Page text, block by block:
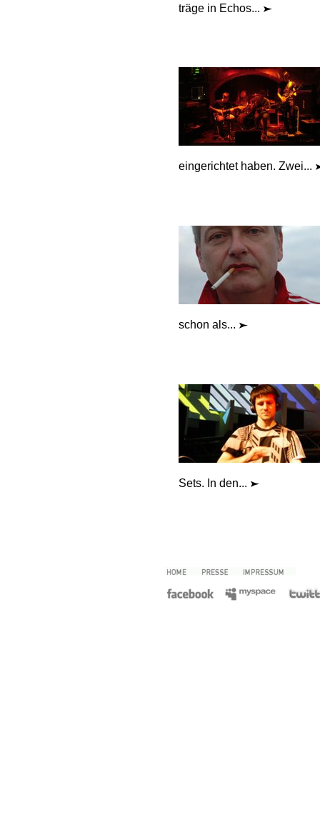
träge in Echos...
eingerichtet haben. Zwei...
schon als...
Sets. In den...